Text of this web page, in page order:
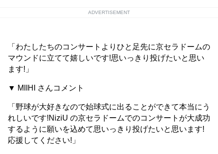
ADVERTISEMENT
「わたしたちのコンサートよりひと足先に京セラドームの
マウンドに立てて嬉しいです!思いっきり投げたいと思い
ます!」
▼ MIIHI さんコメント
「野球が大好きなので始球式に出ることができて本当にう
れしいです!NiziU の京セラドームでのコンサートが大成功
するように願いを込めて思いっきり投げたいと思います!
応援してください!」